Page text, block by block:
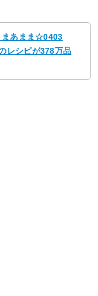
まあまま☆0403
レシピが378万品